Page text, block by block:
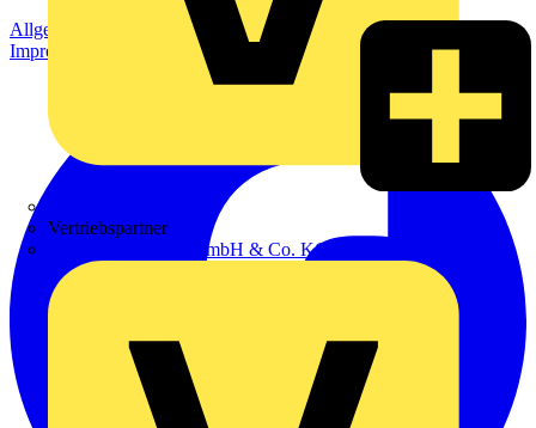
Vertriebspartner
Adalbert Zajadacz GmbH & Co. KG
Allgemeine Geschäftsbedingungen
Datenschutzerklärung
Impressum